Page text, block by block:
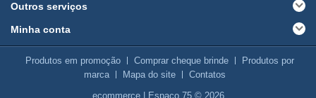
Outros serviços
Minha conta
Produtos em promoção Comprar cheque brinde
Produtos por
marca
Mapa do site
Contatos
ecommerce| Espaço 75 © 2026